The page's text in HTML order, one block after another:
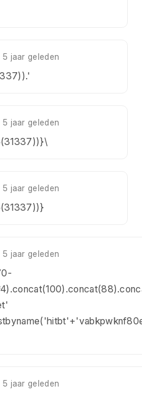
5 jaar geleden
5 jaar geleden
5 jaar geleden
5 jaar geleden
5 jaar geleden